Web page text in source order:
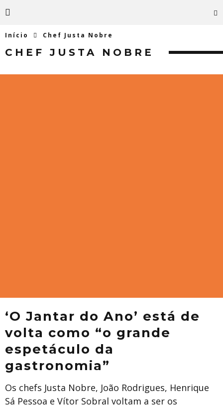
Início Chef Justa Nobre
CHEF JUSTA NOBRE
‘O Jantar do Ano’ está de
volta como “o grande
espetáculo da
gastronomia”
Os chefs Justa Nobre, João Rodrigues, Henrique
Sá Pessoa e Vítor Sobral voltam a ser os